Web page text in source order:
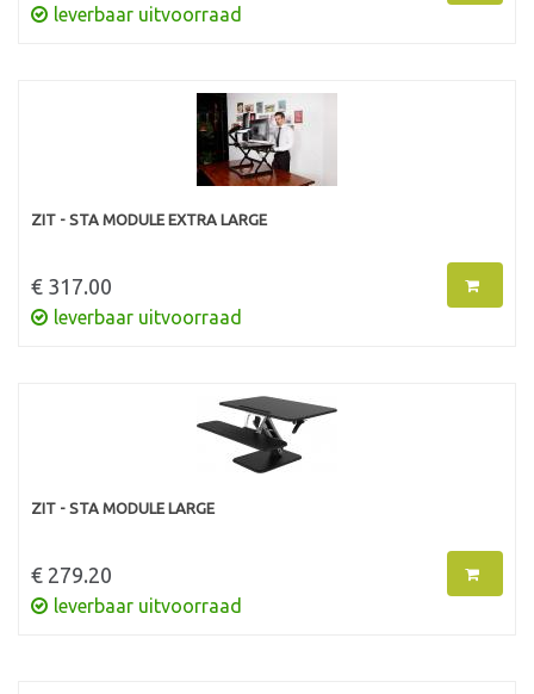
leverbaar uitvoorraad
ZIT - STA MODULE EXTRA LARGE
€ 317.00
leverbaar uitvoorraad
ZIT - STA MODULE LARGE
€ 279.20
leverbaar uitvoorraad